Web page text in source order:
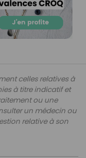
celles relatives à
à titre indicatif et
ou une
un médecin ou
relative à son